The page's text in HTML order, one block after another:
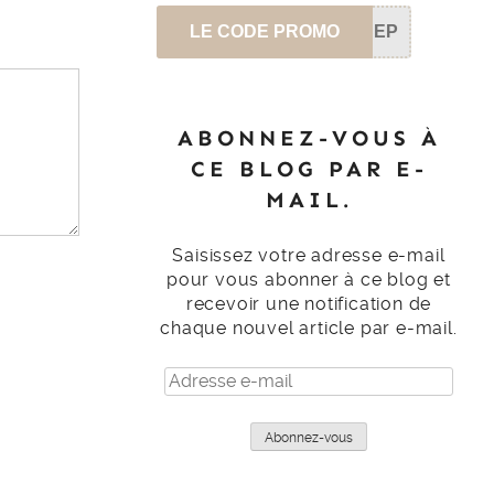
LE CODE PROMO SEP
ABONNEZ-VOUS À
CE BLOG PAR E-
MAIL.
Saisissez votre adresse e-mail
pour vous abonner à ce blog et
recevoir une notification de
chaque nouvel article par e-mail.
Adresse
e-
Abonnez-vous